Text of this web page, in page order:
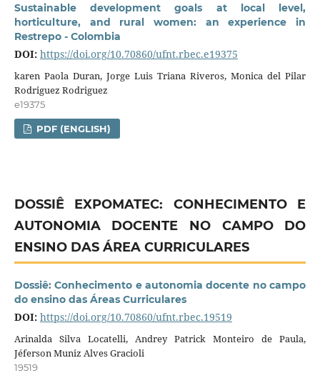
Sustainable development goals at local level,
horticulture, and rural women: an experience in
Restrepo - Colombia
DOI: https://doi.org/10.70860/ufnt.rbec.e19375
karen Paola Duran, Jorge Luis Triana Riveros, Monica del Pilar
Rodriguez Rodriguez
e19375
PDF (ENGLISH)
DOSSIÊ EXPOMATEC: CONHECIMENTO E
AUTONOMIA DOCENTE NO CAMPO DO
ENSINO DAS ÁREA CURRICULARES
Dossiê: Conhecimento e autonomia docente no campo
do ensino das Áreas Curriculares
DOI: https://doi.org/10.70860/ufnt.rbec.19519
Arinalda Silva Locatelli, Andrey Patrick Monteiro de Paula,
Jéferson Muniz Alves Gracioli
19519